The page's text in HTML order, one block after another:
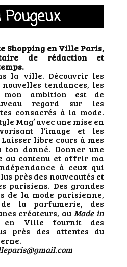
Shopping en Ville Paris,
de rédaction et
la ville. Découvrir les
tendances, les
mon ambition est de
regard sur les
consacrés à la mode.
Mag’ avec une mise en
l’image et les
libre cours à mes
ton donné. Donner une
au contenu et offrir ma
à ceux qui
près des nouveautés et
parisiens. Des grandes
de la mode parisienne,
la parfumerie, des
créateurs, auMade in
en Ville fournit des
près des attentes du